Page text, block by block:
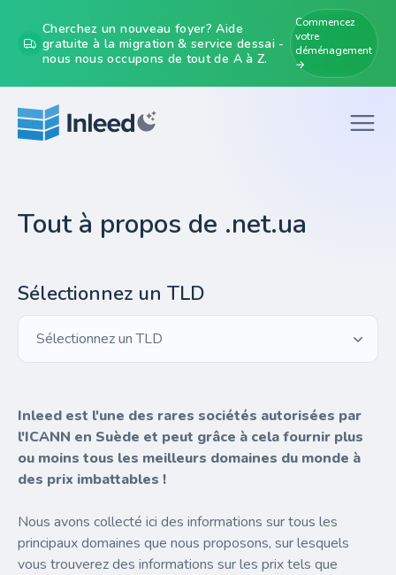
Cherchez un nouveau foyer? Aide
gratuite à la migration & service dessai -
nous nous occupons de tout de A à Z.
Commencez
votre
déménagement
→
Tout à propos de .net.ua
Sélectionnez un TLD
Sélectionnez un TLD
Inleed est l'une des rares sociétés autorisées par
l'ICANN en Suède et peut grâce à cela fournir plus
ou moins tous les meilleurs domaines du monde à
des prix imbattables !
Nous avons collecté ici des informations sur tous les
principaux domaines que nous proposons, sur lesquels
vous trouverez des informations sur les prix tels que